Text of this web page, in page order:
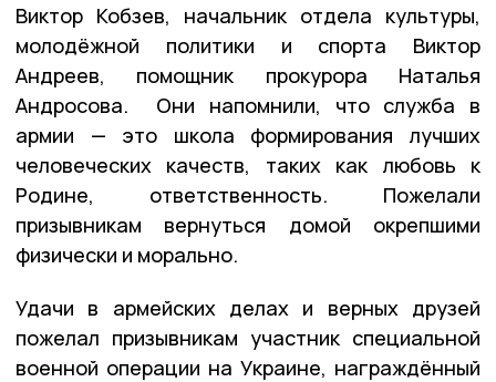
Виктор Кобзев, начальник отдела культуры,
молодёжной политики и спорта Виктор
Андреев, помощник прокурора Наталья
Андросова. Они напомнили, что служба в
армии — это школа формирования лучших
человеческих качеств, таких как любовь к
Родине, ответственность. Пожелали
призывникам вернуться домой окрепшими
физически и морально.
Удачи в армейских делах и верных друзей
пожелал призывникам участник специальной
военной операции на Украине, награждённый